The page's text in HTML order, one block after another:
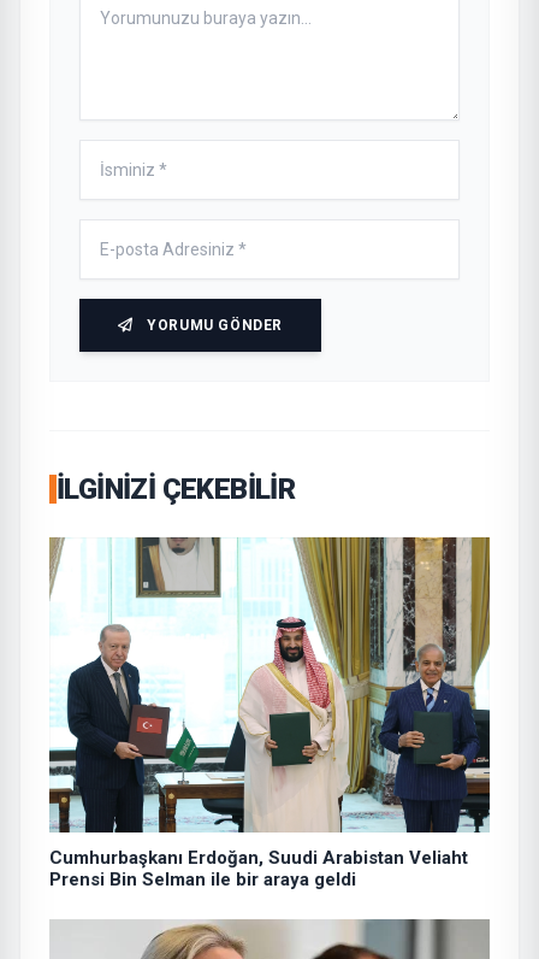
YORUMU GÖNDER
İLGINIZI ÇEKEBILIR
Cumhurbaşkanı Erdoğan, Suudi Arabistan Veliaht
Prensi Bin Selman ile bir araya geldi